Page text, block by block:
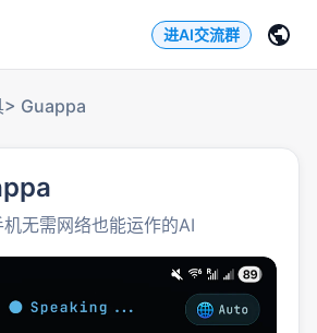
进AI交流群
> Guappa
无需网络也能运作的AI